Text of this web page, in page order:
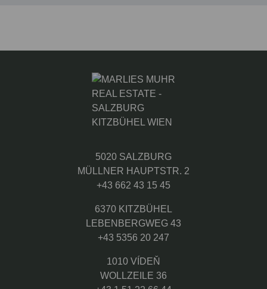
5020 SALZBURG
MÜLLNER HAUPTSTR. 2
+43 662 43 15 45
6370 KITZBÜHEL
LEBENBERGWEG 43
+43 5356 20 247
1010 VÍDEŇ
WOLLZEILE 36